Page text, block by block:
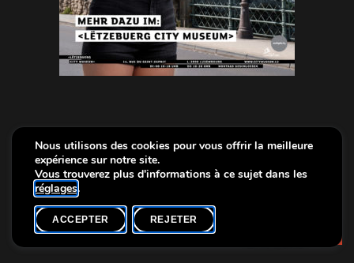
Nous utilisons des cookies pour vous offrir la meilleure
expérience sur notre site.
Vous trouverez plus d'informations à ce sujet dans les
réglages.
ACCEPTER REJETER